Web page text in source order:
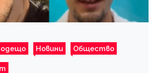
Новини Общество